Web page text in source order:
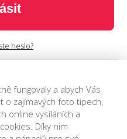
heslo?
fungovaly a abych Vás
zajímavých foto tipech,
online vysíláních a
Díky nim